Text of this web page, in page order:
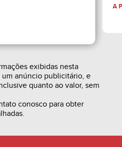
SALDO FINANCIADO
REFORÇOS ANUAIS,
DAS CHAVES.
E TODO O SALDO
DE ACORDO
exibidas nesta
anúncio publicitário, e
quanto ao valor, sem
conosco para obter